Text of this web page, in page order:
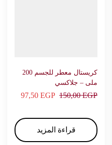
كريستال معطر للجسم 200
ملى – جلاكسي
150,00EGP
97,50 EGP
قراءة المزيد